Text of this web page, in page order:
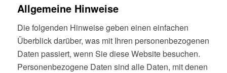
Allgemeine Hinweise
Die folgenden Hinweise geben einen einfachen
Überblick darüber, was mit Ihren personenbezogenen
Daten passiert, wenn Sie diese Website besuchen.
Personenbezogene Daten sind alle Daten, mit denen